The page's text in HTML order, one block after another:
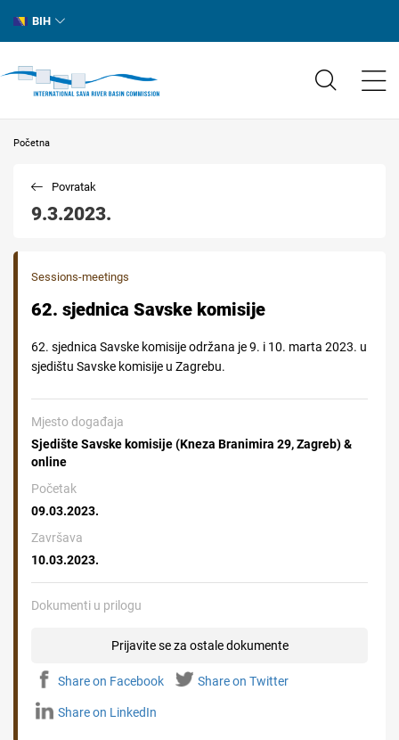
BIH
Početna
9.3.2023.
Povratak
Sessions-meetings
62. sjednica Savske komisije
62. sjednica Savske komisije održana je 9. i 10. marta 2023. u
sjedištu Savske komisije u Zagrebu.
Mjesto događaja
Sjedište Savske komisije (Kneza Branimira 29, Zagreb) &
online
Početak
09.03.2023.
Završava
10.03.2023.
Dokumenti u prilogu
Prijavite se za ostale dokumente
Share on Facebook Share on Twitter
Share on LinkedIn